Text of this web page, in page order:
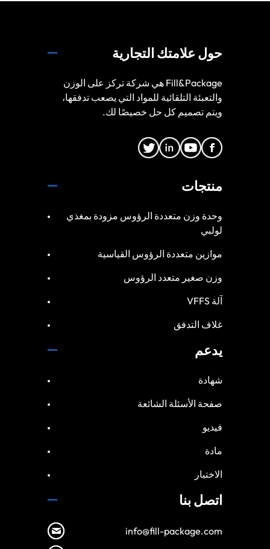
حول علامتك التجارية
Fill&Package هي شركة تركز على الوزن
والتعبئة التلقائية للمواد التي يصعب تدفقها،
ويتم تصميم كل حل خصيصًا لك.
منتجات
وحدة وزن متعددة الرؤوس مزودة بمغذي
لولبي
موازين متعددة الرؤوس القياسية
وزن صغير متعدد الرؤوس
آلة VFFS
غلاف التدفق
يدعم
شهادة
صفحة الأسئلة الشائعة
فيديو
مادة
الاختبار
اتصل بنا
info@fill-package.com